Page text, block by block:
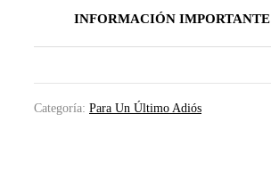
INFORMACIÓN IMPORTANTE
Categoría: Para Un Último Adiós